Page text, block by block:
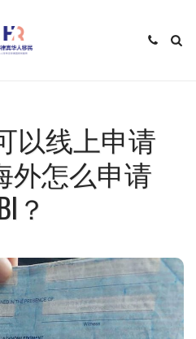
以线上申请
外怎么申请
？